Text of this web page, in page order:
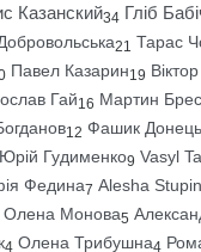
Казанский34 Гліб
21 Тарас
Павел Казарин19
Гай16 Мартин
12 Фашик
Юрій Гудименко9 Vasyl
Федина7 Alesha Stupin
Олена Монова5
4 Олена Трибушна4